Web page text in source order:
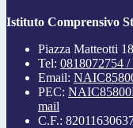
Istituto Comprensivo
Piazza Matteotti
Tel: 0818072754
Email:
PEC:
mail
C.F.: